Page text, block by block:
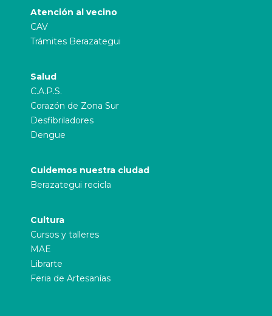
Atención al vecino
CAV
Trámites Berazategui
Salud
C.A.P.S.
Corazón de Zona Sur
Desfibriladores
Dengue
Cuidemos nuestra ciudad
Berazategui recicla
Cultura
Cursos y talleres
MAE
Librarte
Feria de Artesanías